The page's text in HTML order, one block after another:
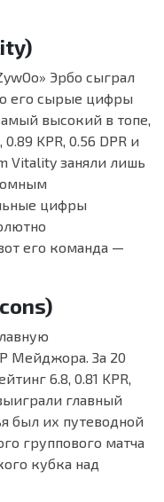
Эрбо сыграл
его сырые цифры
высокий в топе,
KPR, 0.56 DPR и
Vitality заняли лишь
цифры
его команда —
Мейджора. За 20
6.8, 0.81 KPR,
главный
был их путеводной
группового матча
кубка над